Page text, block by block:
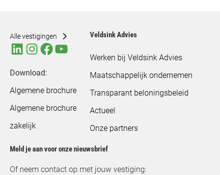
Alle vestigingen
Download:
Algemene brochure
Algemene brochure
zakelijk
Veldsink Advies
Werken bij Veldsink Advies
Maatschappelijk ondernemen
Transparant beloningsbeleid
Actueel
Onze partners
Meld je aan voor onze nieuwsbrief
Of neem contact op met jouw vestiging: